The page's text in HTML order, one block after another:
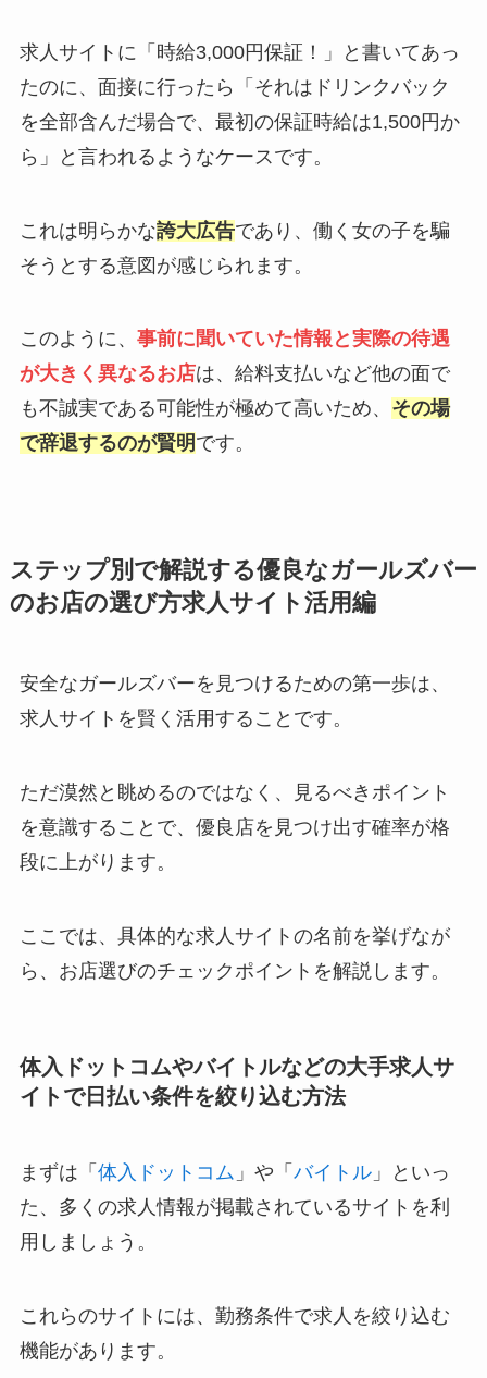
求人サイトに「時給3,000円保証！」と書いてあっ
たのに、面接に行ったら「それはドリンクバック
を全部含んだ場合で、最初の保証時給は1,500円か
ら」と言われるようなケースです。
これは明らかな誇大広告であり、働く女の子を騙
そうとする意図が感じられます。
このように、 事前に聞いていた情報と実際の待遇
が大きく異なるお店は、給料支払いなど他の面で
も不誠実である可能性が極めて高いため、 その場
で辞退するのが賢明 です。
ステップ別で解説する優良なガールズバー
のお店の選び方求人サイト活用編
安全なガールズバーを見つけるための第一歩は、
求人サイトを賢く活用することです。
ただ漠然と眺めるのではなく、見るべきポイント
を意識することで、優良店を見つけ出す確率が格
段に上がります。
ここでは、具体的な求人サイトの名前を挙げなが
ら、お店選びのチェックポイントを解説します。
体入ドットコムやバイトルなどの大手求人サ
イトで日払い条件を絞り込む方法
まずは「 体入ドットコム 」や「 バイトル」といっ
た、多くの求人情報が掲載されているサイトを利
用しましょう。
これらのサイトには、勤務条件で求人を絞り込む
機能があります。